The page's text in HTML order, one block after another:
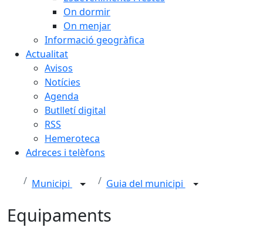
On dormir
On menjar
Informació geogràfica
Actualitat
Avisos
Notícies
Agenda
Butlletí digital
RSS
Hemeroteca
Adreces i telèfons
Municipi Guia del municipi
Equipaments